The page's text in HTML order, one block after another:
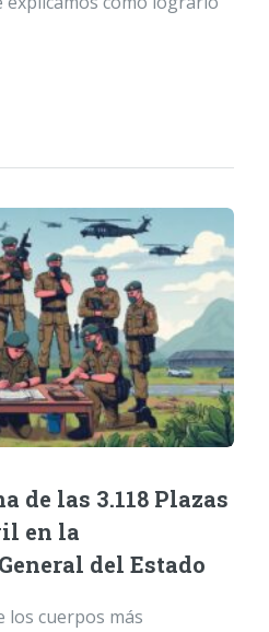
de las 3.118 Plazas
en la
del Estado
los cuerpos más